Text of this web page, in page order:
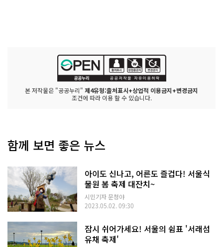
본 저작물은 "공공누리" 제4유형:출처표시+상업적 이용금지+변경금지
조건에 따라 이용 할 수 있습니다.
함께 보면 좋은 뉴스
아이도 신나고, 어른도 즐겁다! 서울식
물원 봄 축제 대잔치~
시민기자 문청야
2023.05.02. 09:30
잠시 쉬어가세요! 서울의 쉼표 '서래섬
유채 축제'